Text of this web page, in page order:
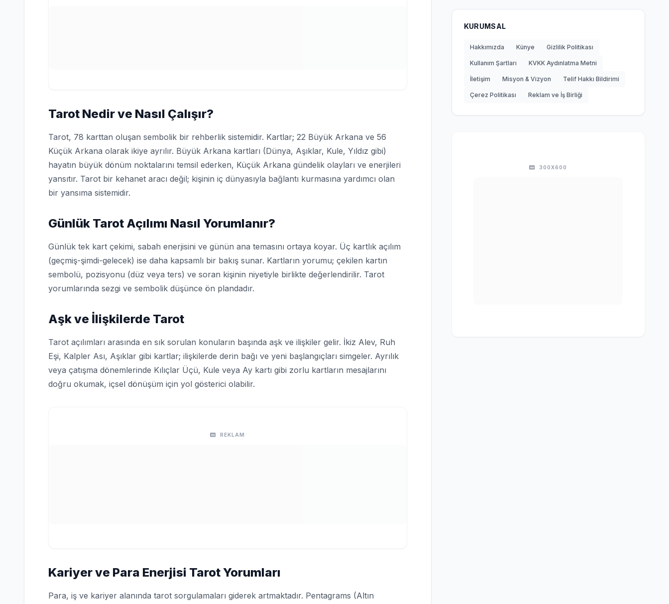
Tarot Nedir ve Nasıl Çalışır?
Tarot, 78 karttan oluşan sembolik bir rehberlik sistemidir. Kartlar; 22 Büyük Arkana ve 56
Küçük Arkana olarak ikiye ayrılır. Büyük Arkana kartları (Dünya, Aşıklar, Kule, Yıldız gibi)
hayatın büyük dönüm noktalarını temsil ederken, Küçük Arkana gündelik olayları ve enerjileri
yansıtır. Tarot bir kehanet aracı değil; kişinin iç dünyasıyla bağlantı kurmasına yardımcı olan
bir yansıma sistemidir.
Günlük Tarot Açılımı Nasıl Yorumlanır?
Günlük tek kart çekimi, sabah enerjisini ve günün ana temasını ortaya koyar. Üç kartlık açılım
(geçmiş-şimdi-gelecek) ise daha kapsamlı bir bakış sunar. Kartların yorumu; çekilen kartın
sembolü, pozisyonu (düz veya ters) ve soran kişinin niyetiyle birlikte değerlendirilir. Tarot
yorumlarında sezgi ve sembolik düşünce ön plandadır.
Aşk ve İlişkilerde Tarot
Tarot açılımları arasında en sık sorulan konuların başında aşk ve ilişkiler gelir. İkiz Alev, Ruh
Eşi, Kalpler Ası, Aşıklar gibi kartlar; ilişkilerde derin bağı ve yeni başlangıçları simgeler. Ayrılık
veya çatışma dönemlerinde Kılıçlar Üçü, Kule veya Ay kartı gibi zorlu kartların mesajlarını
doğru okumak, içsel dönüşüm için yol gösterici olabilir.
REKLAM
Kariyer ve Para Enerjisi Tarot Yorumları
Para, iş ve kariyer alanında tarot sorgulamaları giderek artmaktadır. Pentagrams (Altın
KURUMSAL
Hakkımızda Künye Gizlilik Politikası
Kullanım Şartları KVKK Aydınlatma Metni
İletişim Misyon & Vizyon Telif Hakkı Bildirimi
Çerez Politikası Reklam ve İş Birliği
300X600